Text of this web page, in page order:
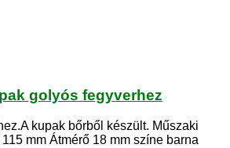
golyós fegyverhez
kupak bőrből készült. Műszaki
mm Átmérő 18 mm színe barna